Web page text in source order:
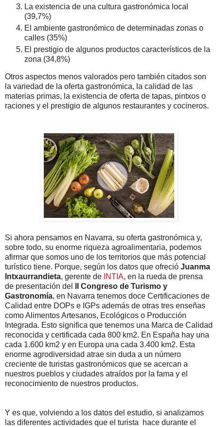
La existencia de una cultura gastronómica local
(39,7%)
El ambiente gastronómico de determinadas zonas o
calles (35%)
El prestigio de algunos productos característicos de la
zona (34,8%)
Otros aspectos menos valorados pero también citados son
la variedad de la oferta gastronómica, la calidad de las
materias primas, la existencia de oferta de tapas, pintxos o
raciones y el prestigio de algunos restaurantes y cocineros.
Si ahora pensamos en Navarra, su oferta gastronómica y,
sobre todo, su enorme riqueza agroalimentaria, podemos
afirmar que somos uno de los territorios que más potencial
turístico tiene. Porque, según los datos que ofreció Juanma
Intxaurrandieta, gerente de INTIA, en la rueda de prensa
de presentación del
II Congreso de Turismo y
Gastronomía, en Navarra tenemos doce Certificaciones de
Calidad entre DOPs e IGPs además de otras tres enseñas
como Alimentos Artesanos, Ecológicos o Producción
Integrada. Esto significa que tenemos una Marca de Calidad
reconocida y certificada cada 800 km2. En España hay una
cada 1.600 km2 y en Europa una cada 3.400 km2. Esta
enorme agrodiversidad atrae sin duda a un número
creciente de turistas gastronómicos que se acercan a
nuestros pueblos y ciudades atraídos por la fama y el
reconocimiento de nuestros productos.
Y es que, volviendo a los datos del estudio, si analizamos
las diferentes actividades que el turista hace durante el